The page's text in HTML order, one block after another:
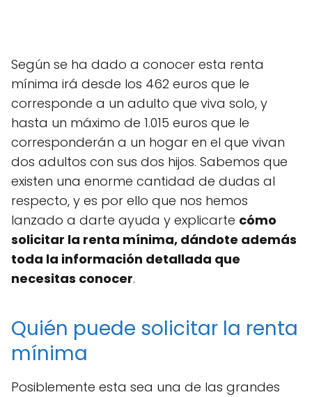
Según se ha dado a conocer esta renta
mínima irá desde los 462 euros que le
corresponde a un adulto que viva solo, y
hasta un máximo de 1.015 euros que le
corresponderán a un hogar en el que vivan
dos adultos con sus dos hijos. Sabemos que
existen una enorme cantidad de dudas al
respecto, y es por ello que nos hemos
lanzado a darte ayuda y explicarte cómo
solicitar la renta mínima, dándote además
toda la información detallada que
necesitas conocer.
Quién puede solicitar la renta
mínima
Posiblemente esta sea una de las grandes